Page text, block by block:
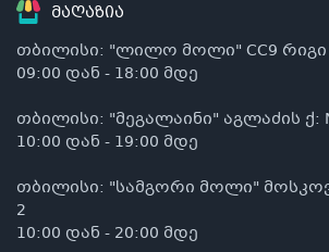
მაღაზია
თბილისი: "ლილო მოლი" CC9 რიგი
09:00 დან - 18:00 მდე
თბილისი: "მეგალაინი" აგლაძის ქ:
10:00 დან - 19:00 მდე
თბილისი: "სამგორი მოლი"
2
10:00 დან - 20:00 მდე